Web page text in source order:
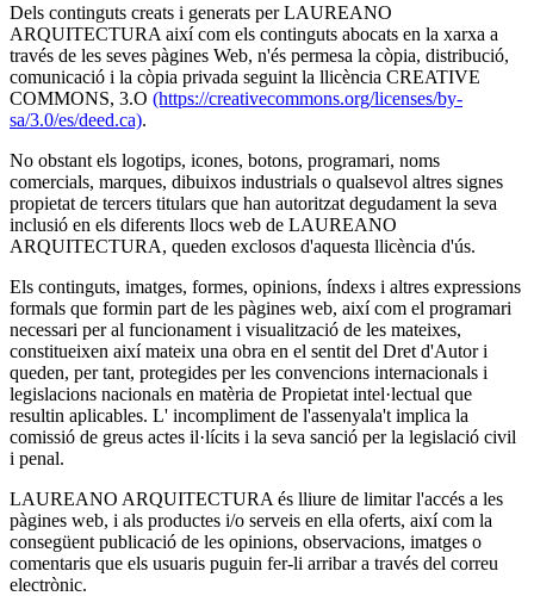
Dels continguts creats i generats per LAUREANO
ARQUITECTURA així com els continguts abocats en la xarxa a
través de les seves pàgines Web, n'és permesa la còpia, distribució,
comunicació i la còpia privada seguint la llicència CREATIVE
COMMONS, 3.O (https://creativecommons.org/licenses/by-
sa/3.0/es/deed.ca).
No obstant els logotips, icones, botons, programari, noms
comercials, marques, dibuixos industrials o qualsevol altres signes
propietat de tercers titulars que han autoritzat degudament la seva
inclusió en els diferents llocs web de LAUREANO
ARQUITECTURA, queden exclosos d'aquesta llicència d'ús.
Els continguts, imatges, formes, opinions, índexs i altres expressions
formals que formin part de les pàgines web, així com el programari
necessari per al funcionament i visualització de les mateixes,
constitueixen així mateix una obra en el sentit del Dret d'Autor i
queden, per tant, protegides per les convencions internacionals i
legislacions nacionals en matèria de Propietat intel·lectual que
resultin aplicables. L' incompliment de l'assenyala't implica la
comissió de greus actes il·lícits i la seva sanció per la legislació civil
i penal.
LAUREANO ARQUITECTURA és lliure de limitar l'accés a les
pàgines web, i als productes i/o serveis en ella oferts, així com la
consegüent publicació de les opinions, observacions, imatges o
comentaris que els usuaris puguin fer-li arribar a través del correu
electrònic.